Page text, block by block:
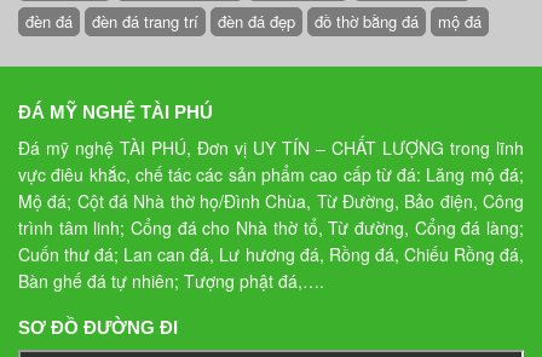
đèn đá
đèn đá trang trí đèn đá đẹp đồ thờ bằng đá mộ đá
ĐÁ MỸ NGHỆ TÀI PHÚ
Đá mỹ nghệ TÀI PHÚ, Đơn vị UY TÍN – CHẤT LƯỢNG trong lĩnh
vực điêu khắc, chế tác các sản phẩm cao cấp từ đá: Lăng mộ đá;
Mộ đá; Cột đá Nhà thờ họ/Đình Chùa, Từ Đường, Bảo điện, Công
trình tâm linh; Cổng đá cho Nhà thờ tổ, Từ đường, Cổng đá làng;
Cuốn thư đá; Lan can đá, Lư hương đá, Rồng đá, Chiếu Rồng đá,
Bàn ghế đá tự nhiên; Tượng phật đá,….
SƠ ĐỒ ĐƯỜNG ĐI